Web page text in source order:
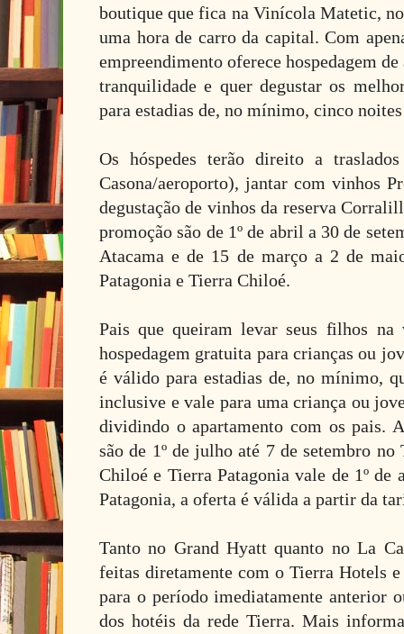
boutique que fica na Vinícola Matetic,
uma hora de carro da capital. Com
empreendimento oferece hospedagem
tranquilidade e quer degustar os
para estadias de, no mínimo, cinco
Os hóspedes terão direito a
Casona/aeroporto), jantar com vinhos
degustação de vinhos da reserva
promoção são de 1º de abril a 30 de
Atacama e de 15 de março a 2 de
Patagonia e Tierra Chiloé.
Pais que queiram levar seus filhos na
hospedagem gratuita para crianças ou
é válido para estadias de, no mínimo,
inclusive e vale para uma criança ou
dividindo o apartamento com os pais.
são de 1º de julho até 7 de setembro
Chiloé e Tierra Patagonia vale de 1º de
Patagonia, a oferta é válida a partir da
Tanto no Grand Hyatt quanto no La
feitas diretamente com o Tierra Hotels
para o período imediatamente anterior
dos hotéis da rede Tierra. Mais